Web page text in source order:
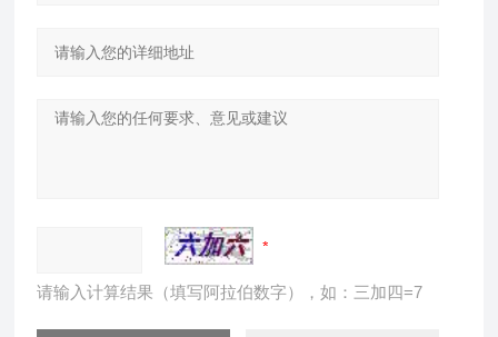
请输入计算结果（填写阿拉伯数字），如：三加四=7